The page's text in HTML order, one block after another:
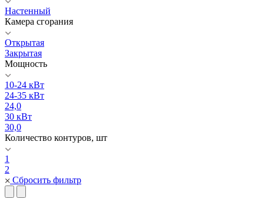
Настенный
Камера сгорания
Открытая
Закрытая
Мощность
10-24 кВт
24-35 кВт
24,0
30 кВт
30,0
Количество контуров, шт
1
2
Сбросить фильтр